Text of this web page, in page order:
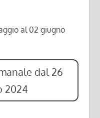
al 02 giugno
dal 26
2024